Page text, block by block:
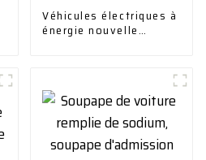
Véhicules électriques à
énergie nouvelle